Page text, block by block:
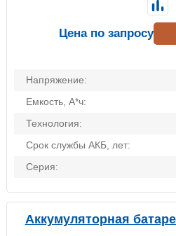
Напряжение:
Емкость, А*ч:
Технология:
Срок службы АКБ, лет:
Серия:
Цена по запросу
Аккумуляторная